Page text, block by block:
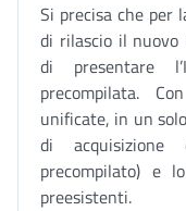
Si precisa che per
di rilascio il nuovo
di presentare
precompilata.
unificate, in un
di acquisizione
precompilato) e
preesistenti.